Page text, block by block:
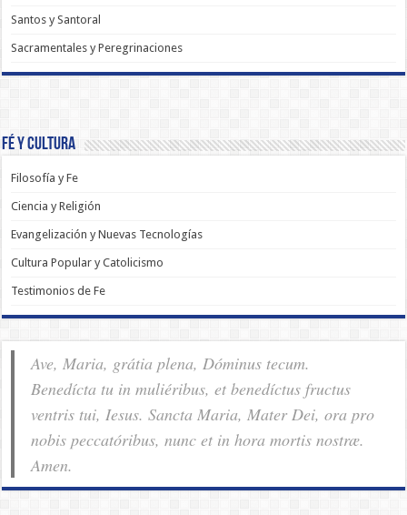
Santos y Santoral
Sacramentales y Peregrinaciones
Fé y Cultura
Filosofía y Fe
Ciencia y Religión
Evangelización y Nuevas Tecnologías
Cultura Popular y Catolicismo
Testimonios de Fe
Ave, Maria, grátia plena, Dóminus tecum.
Benedícta tu in muliéribus, et benedíctus fructus
ventris tui, Iesus. Sancta Maria, Mater Dei, ora pro
nobis pec­ca­tóribus, nunc et in hora mortis nostræ.
Amen.